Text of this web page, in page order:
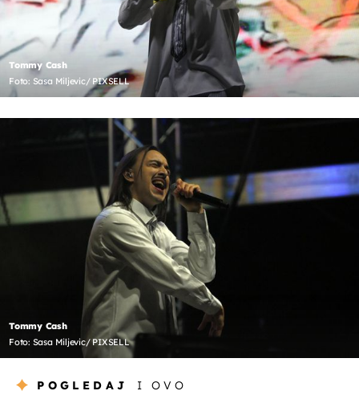
Tommy Cash
Foto: Sasa Miljevic/ PIXSELL
Tommy Cash
Foto: Sasa Miljevic/ PIXSELL
POGLEDAJ I OVO